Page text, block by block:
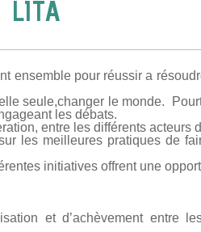
LITA
ensemble pour réussir a
seule,changer le monde.
les débats.
entre les différents acteurs
les meilleures pratiques de
initiatives offrent une
et d’achèvement entre